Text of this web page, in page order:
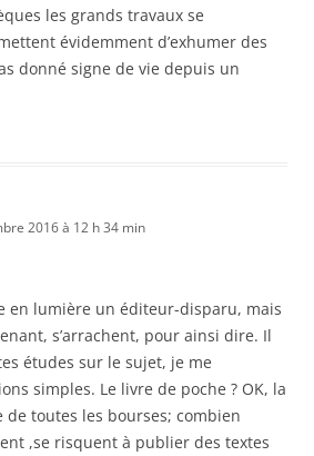
les grands travaux se
évidemment d’exhumer des
donné signe de vie depuis un
2016 à 12 h 34 min
en lumière un éditeur-disparu, mais
s’arrachent, pour ainsi dire. Il
études sur le sujet, je me
simples. Le livre de poche ? OK, la
toutes les bourses; combien
,se risquent à publier des textes